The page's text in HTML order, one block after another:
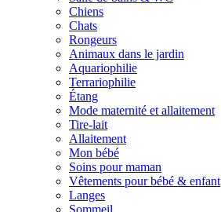
Chiens
Chats
Rongeurs
Animaux dans le jardin
Aquariophilie
Terrariophilie
Étang
Mode maternité et allaitement
Tire-lait
Allaitement
Mon bébé
Soins pour maman
Vêtements pour bébé & enfant
Langes
Sommeil